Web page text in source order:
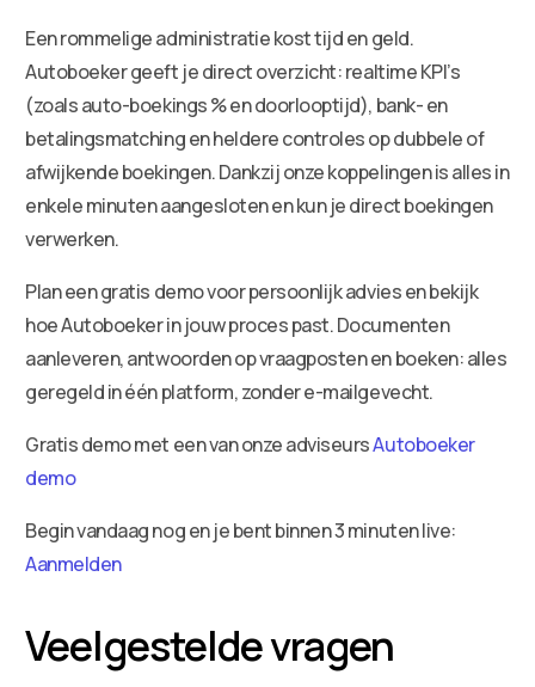
Een rommelige administratie kost tijd en geld.
Autoboeker geeft je direct overzicht: realtime KPI’s
(zoals auto-boekings % en doorlooptijd), bank- en
betalingsmatching en heldere controles op dubbele of
afwijkende boekingen. Dankzij onze koppelingen is alles in
enkele minuten aangesloten en kun je direct boekingen
verwerken.
Plan een gratis demo voor persoonlijk advies en bekijk
hoe Autoboeker in jouw proces past. Documenten
aanleveren, antwoorden op vraagposten en boeken: alles
geregeld in één platform, zonder e-mailgevecht.
Gratis demo met een van onze adviseursAutoboeker
demo
Begin vandaag nog en je bent binnen 3 minuten live:
Aanmelden
Veelgestelde vragen